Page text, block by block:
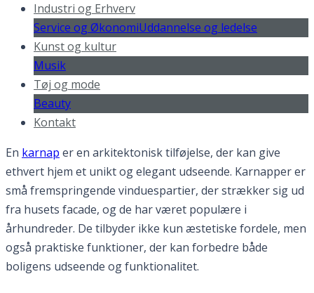
Industri og Erhverv
Service og ØkonomiUddannelse og ledelse
Kunst og kultur
Musik
Tøj og mode
Beauty
Kontakt
En karnap er en arkitektonisk tilføjelse, der kan give
ethvert hjem et unikt og elegant udseende. Karnapper er
små fremspringende vinduespartier, der strækker sig ud
fra husets facade, og de har været populære i
århundreder. De tilbyder ikke kun æstetiske fordele, men
også praktiske funktioner, der kan forbedre både
boligens udseende og funktionalitet.